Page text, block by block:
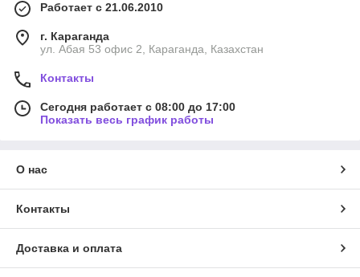
Работает с 21.06.2010
г. Караганда
ул. Абая 53 офис 2, Караганда, Казахстан
Контакты
Сегодня работает с 08:00 до 17:00
Показать весь график работы
О нас
Контакты
Доставка и оплата